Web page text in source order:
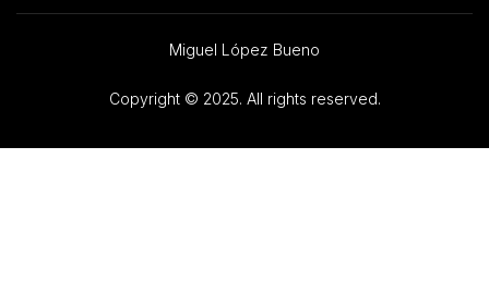
Miguel López Bueno
Copyright © 2025. All rights reserved.